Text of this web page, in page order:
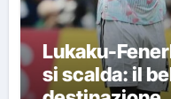
Lukaku-
si scalda: il